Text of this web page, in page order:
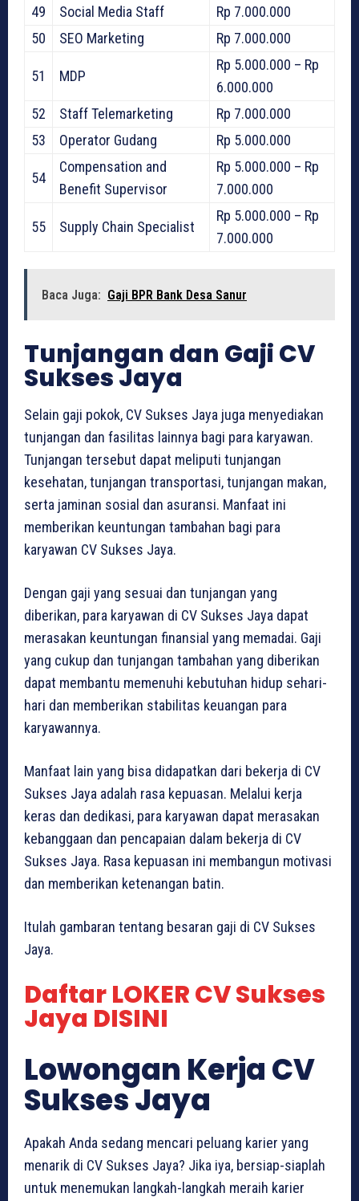
49
Social Media Staff
Rp 7.000.000
50
SEO Marketing Rp 7.000.000
51 MDP
Rp 5.000.000 – Rp
6.000.000
52
Staff Telemarketing
Rp 7.000.000
53
Operator Gudang Rp 5.000.000
54
Compensation and
Benefit Supervisor
Rp 5.000.000 – Rp
7.000.000
55 Supply Chain Specialist
Rp 5.000.000 – Rp
7.000.000
Baca Juga: Gaji BPR Bank Desa Sanur
Tunjangan dan Gaji CV
Sukses Jaya
Selain gaji pokok, CV Sukses Jaya juga menyediakan
tunjangan dan fasilitas lainnya bagi para karyawan.
Tunjangan tersebut dapat meliputi tunjangan
kesehatan, tunjangan transportasi, tunjangan makan,
serta jaminan sosial dan asuransi. Manfaat ini
memberikan keuntungan tambahan bagi para
karyawan CV Sukses Jaya.
Dengan gaji yang sesuai dan tunjangan yang
diberikan, para karyawan di CV Sukses Jaya dapat
merasakan keuntungan finansial yang memadai. Gaji
yang cukup dan tunjangan tambahan yang diberikan
dapat membantu memenuhi kebutuhan hidup sehari-
hari dan memberikan stabilitas keuangan para
karyawannya.
Manfaat lain yang bisa didapatkan dari bekerja di CV
Sukses Jaya adalah rasa kepuasan. Melalui kerja
keras dan dedikasi, para karyawan dapat merasakan
kebanggaan dan pencapaian dalam bekerja di CV
Sukses Jaya. Rasa kepuasan ini membangun motivasi
dan memberikan ketenangan batin.
Itulah gambaran tentang besaran gaji di CV Sukses
Jaya.
Daftar LOKER CV Sukses
Jaya DISINI
Lowongan Kerja CV
Sukses Jaya
Apakah Anda sedang mencari peluang karier yang
menarik di CV Sukses Jaya? Jika iya, bersiap-siaplah
untuk menemukan langkah-langkah meraih karier